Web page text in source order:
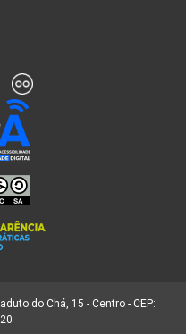
do Chá, 15 - Centro - CEP: